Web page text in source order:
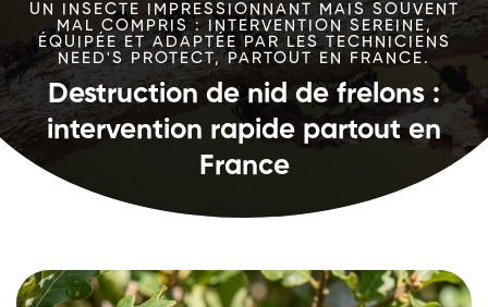
UN INSECTE IMPRESSIONNANT MAIS SOUVENT
MAL COMPRIS : INTERVENTION SEREINE,
ÉQUIPÉE ET ADAPTÉE PAR LES TECHNICIENS
NEED'S PROTECT, PARTOUT EN FRANCE.
Destruction de nid de frelons :
intervention rapide partout en
France